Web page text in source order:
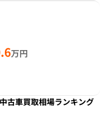
万円
古車買取相場ランキング